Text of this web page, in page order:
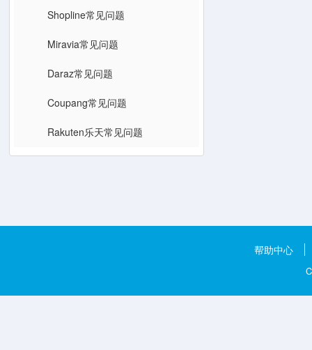
Shopline常见问题
Miravia常见问题
Daraz常见问题
Coupang常见问题
Rakuten乐天常见问题
帮助中心